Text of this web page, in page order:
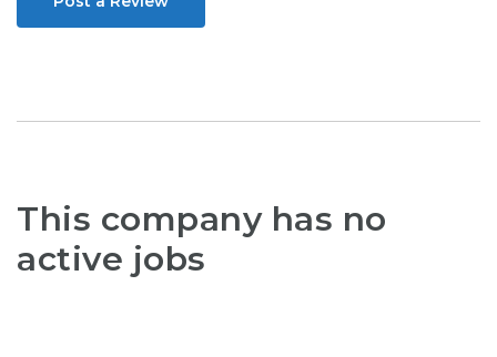
This company has no
active jobs